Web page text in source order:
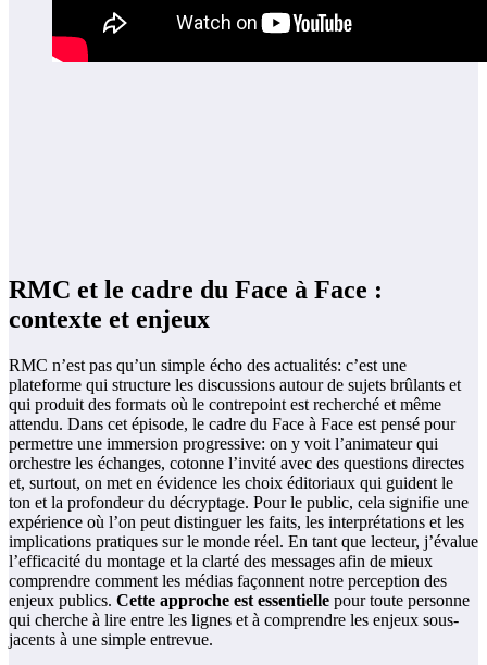
RMC et le cadre du Face à Face :
contexte et enjeux
RMC n’est pas qu’un simple écho des actualités: c’est une
plateforme qui structure les discussions autour de sujets brûlants et
qui produit des formats où le contrepoint est recherché et même
attendu. Dans cet épisode, le cadre du Face à Face est pensé pour
permettre une immersion progressive: on y voit l’animateur qui
orchestre les échanges, cotonne l’invité avec des questions directes
et, surtout, on met en évidence les choix éditoriaux qui guident le
ton et la profondeur du décryptage. Pour le public, cela signifie une
expérience où l’on peut distinguer les faits, les interprétations et les
implications pratiques sur le monde réel. En tant que lecteur, j’évalue
l’efficacité du montage et la clarté des messages afin de mieux
comprendre comment les médias façonnent notre perception des
enjeux publics. Cette approche est essentielle pour toute personne
qui cherche à lire entre les lignes et à comprendre les enjeux sous-
jacents à une simple entrevue.